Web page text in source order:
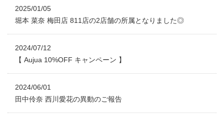
2025/01/05
堀本 菜奈 梅田店 811店の2店舗の所属となりました◎
2024/07/12
【 Aujua 10%OFF キャンペーン 】
2024/06/01
田中伶奈 西川愛花の異動のご報告